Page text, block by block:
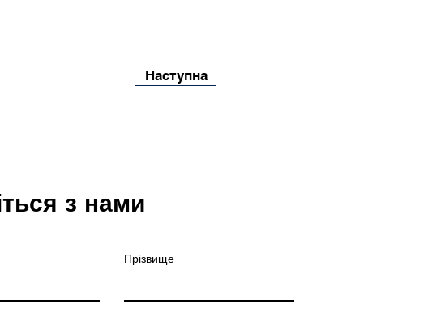
Наступна
з нами
Прізвище